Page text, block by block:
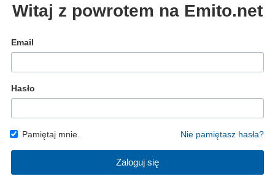
Witaj z powrotem na Emito.net
Email
Hasło
Pamiętaj mnie. Nie pamiętasz hasła?
Zaloguj się